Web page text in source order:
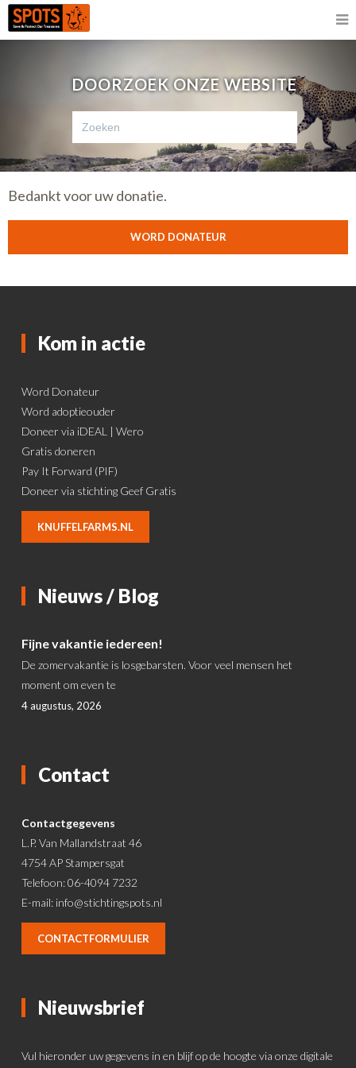
DOORZOEK ONZE WEBSITE
Bedankt voor uw donatie.
WORD DONATEUR
Kom in actie
Word Donateur
Word adoptieouder
Doneer via iDEAL | Wero
Gratis doneren
Pay It Forward (PIF)
Doneer via stichting Geef Gratis
KNUFFELFARMS.NL
Nieuws / Blog
Fijne vakantie iedereen!
De zomervakantie is losgebarsten. Voor veel mensen het
moment om even te
4 augustus, 2026
Contact
Contactgegevens
L.P. Van Mallandstraat 46
4754 AP Stampersgat
Telefoon: 06-4094 7232
E-mail: info@stichtingspots.nl
CONTACTFORMULIER
Nieuwsbrief
Vul hieronder uw gegevens in en blijf op de hoogte via onze digitale